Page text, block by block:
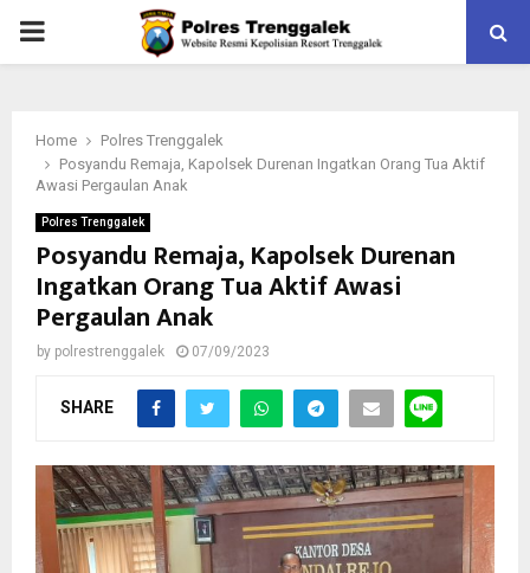
PRIMARY
Home
Polres Trenggalek
Posyandu Remaja, Kapolsek Durenan Ingatkan Orang Tua Aktif
Awasi Pergaulan Anak
Polres Trenggalek
Posyandu Remaja, Kapolsek Durenan
Ingatkan Orang Tua Aktif Awasi
Pergaulan Anak
by polrestrenggalek 07/09/2023
SHARE